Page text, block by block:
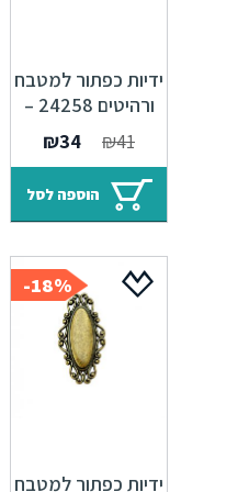
ידיות כפתור למטבח
ורהיטים 24258 –
60 מ"מ לבן וינטג'
גולדן M41 Zar
₪41
המחיר
המקורי
היה:
₪41.
₪34
הוא:
₪34.
הוספה לסל
18%-
ידיות כפתור למטבח